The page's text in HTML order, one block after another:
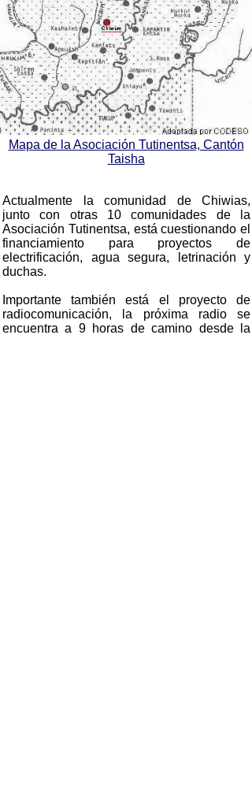
Actualmente la comunidad de Chiwias,
junto con otras 10 comunidades de la
Asociación Tutinentsa, está cuestionando el
financiamiento para proyectos de
electrificación, agua segura, letrinación y
duchas.
Importante también está el proyecto de
radiocomunicación, la próxima radio se
encuentra a 9 horas de camino desde la
Mapa de la Asociación Tutinentsa, Cantón
Taisha